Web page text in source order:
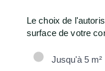
Le choix de
surface de votre
Jusqu'à 5 m²